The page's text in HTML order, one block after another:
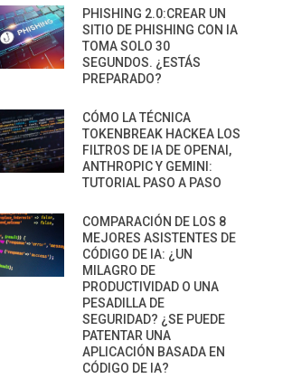
PHISHING 2.0:CREAR UN
SITIO DE PHISHING CON IA
TOMA SOLO 30
SEGUNDOS. ¿ESTÁS
PREPARADO?
CÓMO LA TÉCNICA
TOKENBREAK HACKEA LOS
FILTROS DE IA DE OPENAI,
ANTHROPIC Y GEMINI:
TUTORIAL PASO A PASO
COMPARACIÓN DE LOS 8
MEJORES ASISTENTES DE
CÓDIGO DE IA: ¿UN
MILAGRO DE
PRODUCTIVIDAD O UNA
PESADILLA DE
SEGURIDAD? ¿SE PUEDE
PATENTAR UNA
APLICACIÓN BASADA EN
CÓDIGO DE IA?